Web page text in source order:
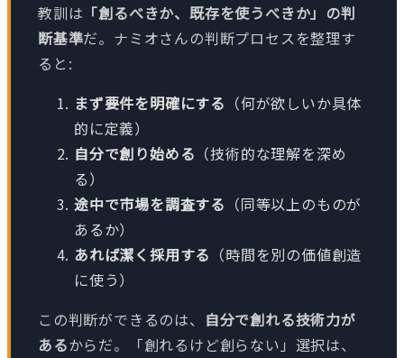
教訓は 「創るべきか、既存を使うべきか」の判
断基準だ。ナミオさんの判断プロセスを整理す
ると:
まず要件を明確にする （何が欲しいか具体
的に定義）
自分で創り始める （技術的な理解を深め
る）
途中で市場を調査する （同等以上のものが
あるか）
あれば潔く採用する （時間を別の価値創造
に使う）
この判断ができるのは、 自分で創れる技術力が
あるからだ。「創れるけど創らない」選択は、